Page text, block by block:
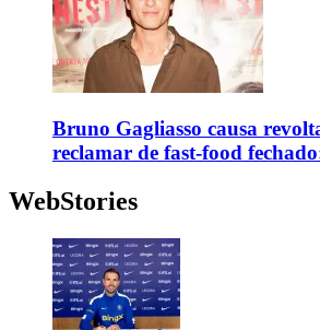
Bruno Gagliasso causa
reclamar de fast-food
WebStories